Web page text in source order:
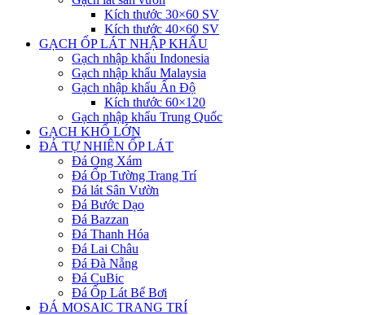
Kích thước 30×60 SV
Kích thước 40×60 SV
GẠCH ỐP LÁT NHẬP KHẨU
Gạch nhập khẩu Indonesia
Gạch nhập khẩu Malaysia
Gạch nhập khẩu Ấn Độ
Kích thước 60×120
Gạch nhập khẩu Trung Quốc
GẠCH KHỔ LỚN
ĐÁ TỰ NHIÊN ỐP LÁT
Đá Ong Xám
Đá Ốp Tường Trang Trí
Đá lát Sân Vườn
Đá Bước Dạo
Đá Bazzan
Đá Thanh Hóa
Đá Lai Châu
Đá Đà Nẵng
Đá CuBic
Đá Ốp Lát Bể Bơi
ĐÁ MOSAIC TRANG TRÍ